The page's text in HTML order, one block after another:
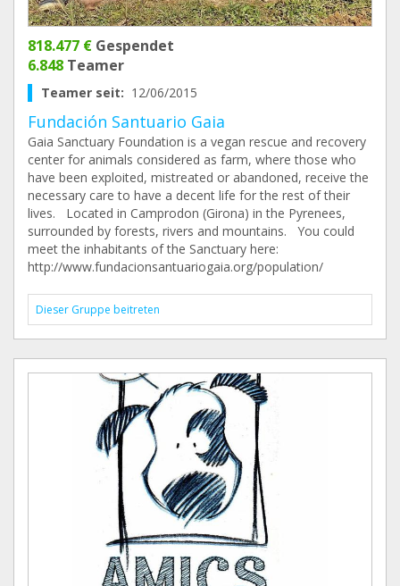
818.477 € Gespendet
6.848 Teamer
Teamer seit: 12/06/2015
Fundación Santuario Gaia
Gaia Sanctuary Foundation is a vegan rescue and recovery
center for animals considered as farm, where those who
have been exploited, mistreated or abandoned, receive the
necessary care to have a decent life for the rest of their
lives. Located in Camprodon (Girona) in the Pyrenees,
surrounded by forests, rivers and mountains. You could
meet the inhabitants of the Sanctuary here:
http://www.fundacionsantuariogaia.org/population/
Dieser Gruppe beitreten